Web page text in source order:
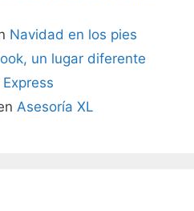
Navidad en los pies
un lugar diferente
Asesoría XL